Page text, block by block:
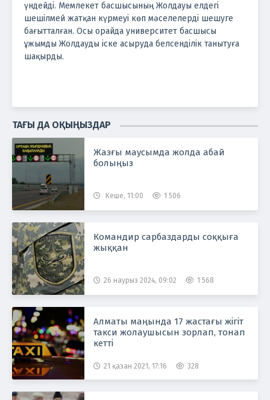
үндейді. Мемлекет басшысының Жолдауы елдегі
шешілмей жатқан күрмеуі көп мәселелерді шешуге
бағытталған. Осы орайда университет басшысы
ұжымды Жолдауды іске асыруда белсенділік танытуға
шақырды.
ТАҒЫ ДА ОҚЫҢЫЗДАР
Жазғы маусымда жолда абай
болыңыз
Кеше, 11:00 1 506
Командир сарбаздарды соққыға
жыққан
26 наурыз 2024, 09:02 1 568
Алматы маңында 17 жастағы жігіт
такси жолаушысын зорлап, тонап
кетті
21 қазан 2021, 17:16 328